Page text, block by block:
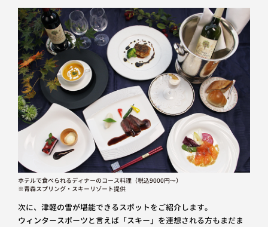
ホテルで食べられるディナーのコース料理（税込9000円〜）
※青森スプリング・スキーリゾート提供
次に、津軽の雪が堪能できるスポットをご紹介します。
ウィンタースポーツと言えば「スキー」を連想される方もまだま